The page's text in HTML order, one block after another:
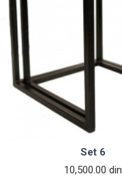
Set 6
10,500.00 din